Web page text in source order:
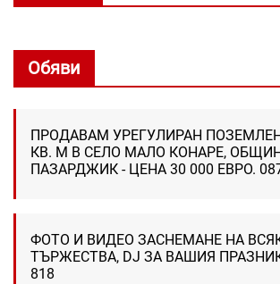
Обяви
ПРОДАВАМ УРЕГУЛИРАН
КВ. М В СЕЛО МАЛО КОНАРЕ,
ПАЗАРДЖИК - ЦЕНА 30 000 ЕВРО.
ФОТО И ВИДЕО ЗАСНЕМАНЕ НА
ТЪРЖЕСТВА, DJ ЗА ВАШИЯ ПРАЗНИК
818